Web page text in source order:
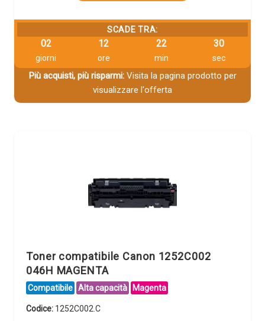
SCADE TRA:
02
giorni
12
ore
22
min
29
sec
Più acquisti, più risparmi:Visita la pagina prodotto per
visualizzare l'offerta
Toner compatibile Canon 1252C002
046H MAGENTA
Compatibile Alta capacità Magenta
Codice: 1252C002.C